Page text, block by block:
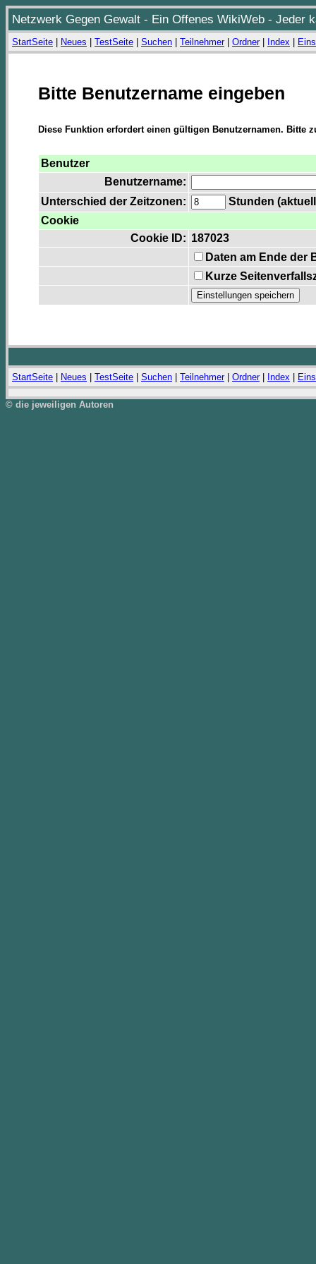
Netzwerk Gegen Gewalt - Ein Offenes WikiWeb - Jeder
StartSeite Neues TestSeite Suchen Teilnehmer| Ordner| Index
Bitte Benutzername eingeben
Diese Funktion erfordert einen gültigen Benutzernamen. Bitte
Benutzer
Benutzername:
Unterschied der Zeitzonen:
Stunden
Cookie
Cookie ID: 187023
Daten am Ende der
Kurze
StartSeite Neues TestSeite Suchen Teilnehmer| Ordner| Index
© die jeweiligen Autoren